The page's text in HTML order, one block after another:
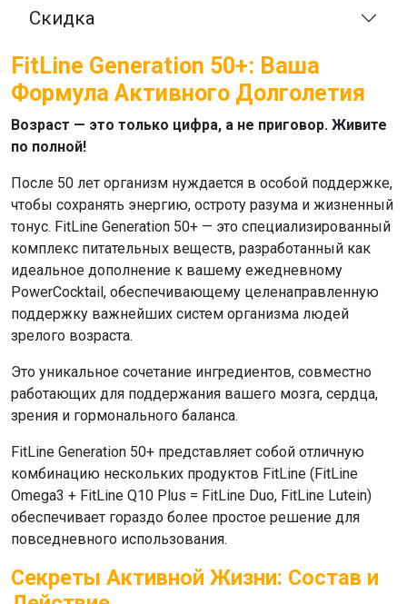
Скидка
FitLine Generation 50+: Ваша
Формула Активного Долголетия
Возраст — это только цифра, а не приговор. Живите
по полной!
После 50 лет организм нуждается в особой поддержке,
чтобы сохранять энергию, остроту разума и жизненный
тонус. FitLine Generation 50+ — это специализированный
комплекс питательных веществ, разработанный как
идеальное дополнение к вашему ежедневному
PowerCocktail, обеспечивающему целенаправленную
поддержку важнейших систем организма людей
зрелого возраста.
Это уникальное сочетание ингредиентов, совместно
работающих для поддержания вашего мозга, сердца,
зрения и гормонального баланса.
FitLine Generation 50+ представляет собой отличную
комбинацию нескольких продуктов FitLine (FitLine
Omega3 + FitLine Q10 Plus = FitLine Duo, FitLine Lutein)
обеспечивает гораздо более простое решение для
повседневного использования.
Секреты Активной Жизни: Состав и